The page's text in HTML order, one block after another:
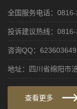
全国服务电话：
投诉建议热线：
咨询QQ：623603649
地址：四川省绵阳市
查看更多